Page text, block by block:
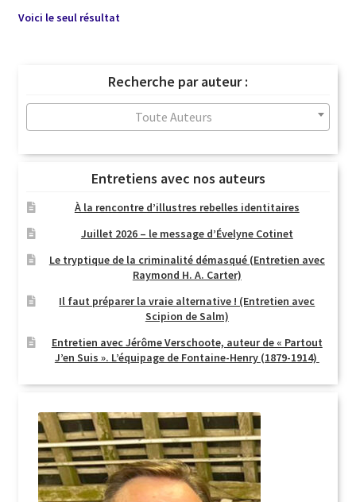
Voici le seul résultat
Recherche par auteur :
Toute Auteurs
Entretiens avec nos auteurs
À la rencontre d’illustres rebelles identitaires
Juillet 2026 – le message d’Évelyne Cotinet
Le tryptique de la criminalité démasqué (Entretien avec
Raymond H. A. Carter)
Il faut préparer la vraie alternative ! (Entretien avec
Scipion de Salm)
Entretien avec Jérôme Verschoote, auteur de « Partout
J’en Suis ». L’équipage de Fontaine-Henry (1879-1914)